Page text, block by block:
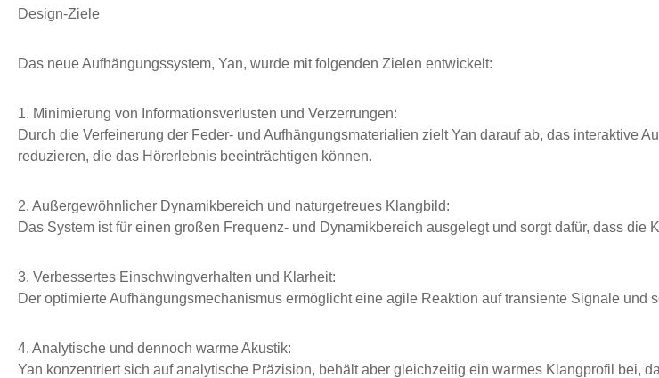
Design-Ziele
Das neue Aufhängungssystem, Yan, wurde mit folgenden Zielen entwickelt:
1. Minimierung von Informationsverlusten und Verzerrungen:
Durch die Verfeinerung der Feder- und Aufhängungsmaterialien zielt Yan darauf ab, das interaktive
reduzieren, die das Hörerlebnis beeinträchtigen können.
2. Außergewöhnlicher Dynamikbereich und naturgetreues Klangbild:
Das System ist für einen großen Frequenz- und Dynamikbereich ausgelegt und sorgt dafür, dass
3. Verbessertes Einschwingverhalten und Klarheit:
Der optimierte Aufhängungsmechanismus ermöglicht eine agile Reaktion auf transiente Signale und
4. Analytische und dennoch warme Akustik:
Yan konzentriert sich auf analytische Präzision, behält aber gleichzeitig ein warmes Klangprofil bei,